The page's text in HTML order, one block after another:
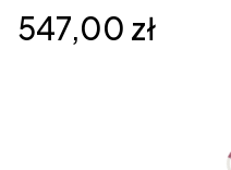
Cena
547,00 zł